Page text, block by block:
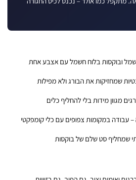
בלוח חשמל עם אצבע אחת
את הבורג ולא מפילות
מידות בלי להחליף כלים
במקומות צפופים עם כלי קומפקטי
סט שלם של בוקסות